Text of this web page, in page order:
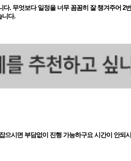
. 무엇보다 일정을 너무 꼼꼼히 잘 챙겨주어
니다.
시면 부담없이 진행 가능하구요 시간이 안되